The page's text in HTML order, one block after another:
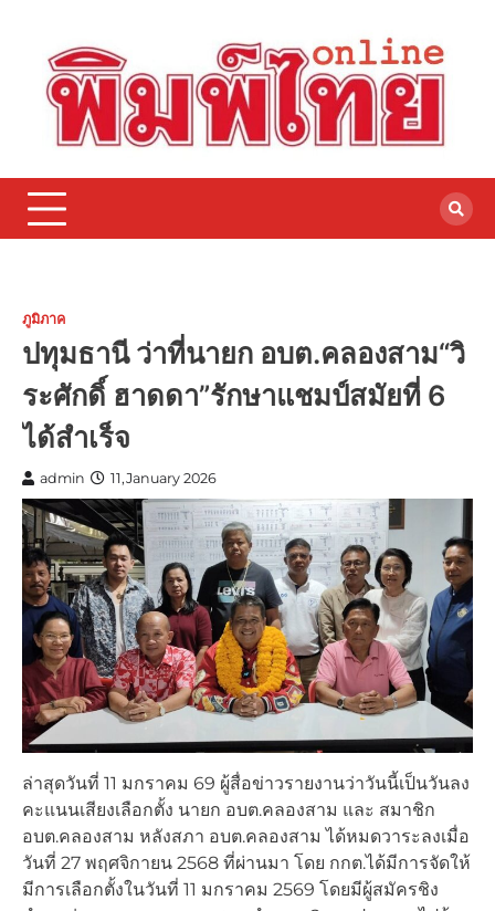
content
ภูมิภาค
ปทุมธานี ว่าที่นายก อบต.คลองสาม“วิ
ระศักดิ์ ฮาดดา”รักษาแชมป์สมัยที่ 6
ได้สำเร็จ
admin 11,January 2026
ล่าสุดวันที่ 11 มกราคม 69 ผู้สื่อข่าวรายงานว่าวันนี้เป็นวันลง
คะแนนเสียงเลือกตั้ง นายก อบต.คลองสาม และ สมาชิก
อบต.คลองสาม หลังสภา อบต.คลองสาม ได้หมดวาระลงเมื่อ
วันที่ 27 พฤศจิกายน 2568 ที่ผ่านมา โดย กกต.ได้มีการจัดให้
มีการเลือกตั้งในวันที่ 11 มกราคม 2569 โดยมีผู้สมัครชิง